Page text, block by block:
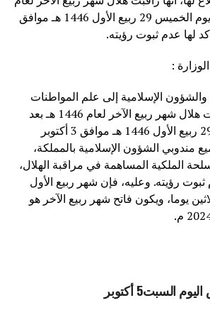
1446 هـ، بعد مغرب يوم الخميس 29 ربيع الأول 1446 هـ موافق
:
والشؤون الإسلامية إلى علم المواطنات
والمواطنين أنها راقبت هلال شهر ربيع الآخر لعام 1446 هـ بعد
مغرب يوم الخميس 29 ربيع الأول 1446 هـ موافق 3 أكتوبر
مندوبي الشؤون الإسلامية بالمملكة،
الملكية المساهمة في مراقبة الهلال،
ثبوت رؤيته. وعليه، فإن شهر ربيع الأول
يوما، ويكون فاتح شهر ربيع الآخر هو
السبت5 أكتوبر